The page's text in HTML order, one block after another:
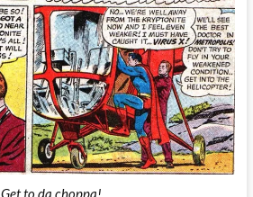
Get to da choppa!